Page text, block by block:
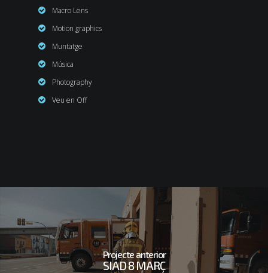
Macro Lens
Motion graphics
Muntatge
Música
Photography
Veu en Off
Projecte anterior
SIAD 8 MARÇ